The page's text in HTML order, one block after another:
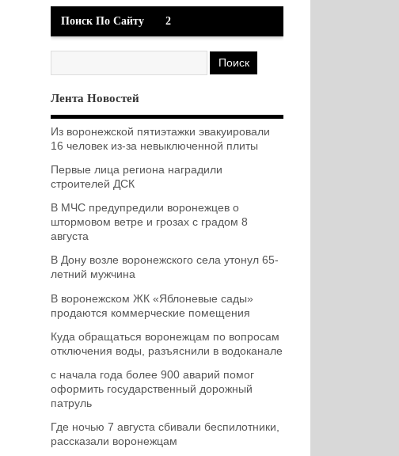
Поиск По Сайту 2
Лента Новостей
Из воронежской пятиэтажки эвакуировали
16 человек из-за невыключенной плиты
Первые лица региона наградили
строителей ДСК
В МЧС предупредили воронежцев о
штормовом ветре и грозах с градом 8
августа
В Дону возле воронежского села утонул 65-
летний мужчина
В воронежском ЖК «Яблоневые сады»
продаются коммерческие помещения
Куда обращаться воронежцам по вопросам
отключения воды, разъяснили в водоканале
с начала года более 900 аварий помог
оформить государственный дорожный
патруль
Где ночью 7 августа сбивали беспилотники,
рассказали воронежцам